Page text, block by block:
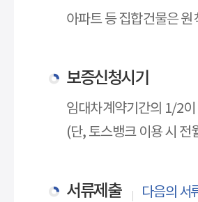
아파트 등 집합건물은
보증신청시기
임대차계약기간의 1/2이
(단, 토스뱅크 이용 시
서류제출
다음의 서